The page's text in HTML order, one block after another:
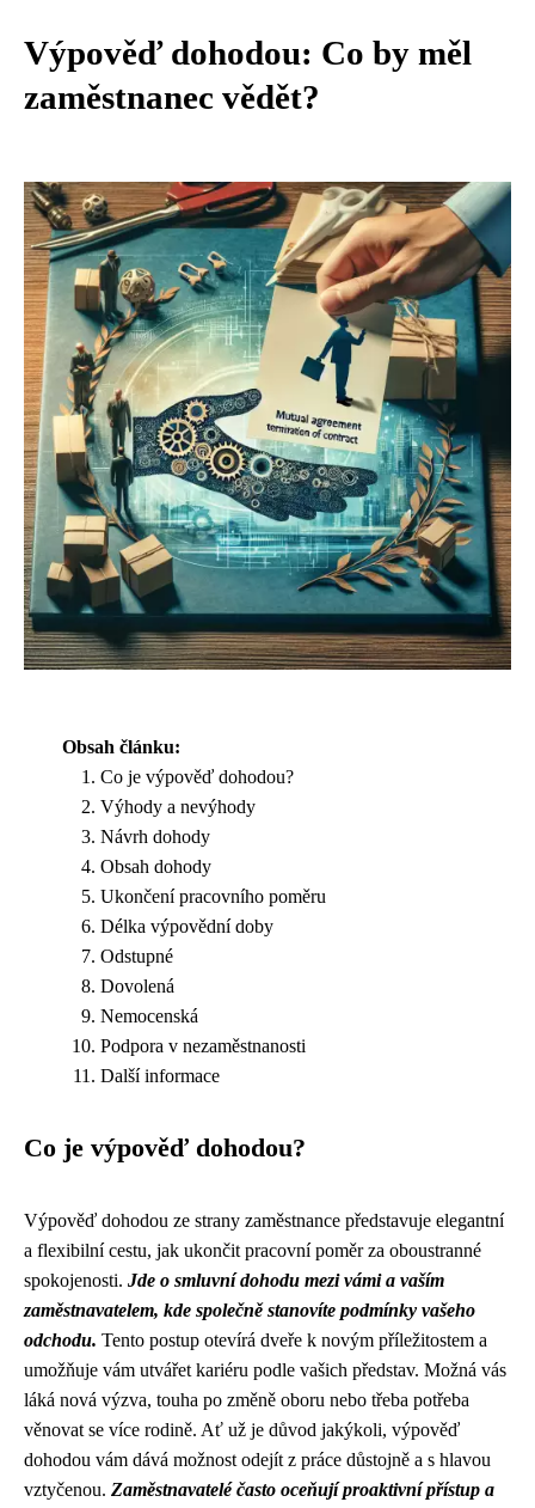
Výpověď dohodou: Co by měl
zaměstnanec vědět?
Obsah článku:
Co je výpověď dohodou?
Výhody a nevýhody
Návrh dohody
Obsah dohody
Ukončení pracovního poměru
Délka výpovědní doby
Odstupné
Dovolená
Nemocenská
Podpora v nezaměstnanosti
Další informace
Co je výpověď dohodou?
Výpověď dohodou ze strany zaměstnance představuje elegantní
a flexibilní cestu, jak ukončit pracovní poměr za oboustranné
spokojenosti. Jde o smluvní dohodu mezi vámi a vaším
zaměstnavatelem, kde společně stanovíte podmínky vašeho
odchodu. Tento postup otevírá dveře k novým příležitostem a
umožňuje vám utvářet kariéru podle vašich představ. Možná vás
láká nová výzva, touha po změně oboru nebo třeba potřeba
věnovat se více rodině. Ať už je důvod jakýkoli, výpověď
dohodou vám dává možnost odejít z práce důstojně a s hlavou
vztyčenou. Zaměstnavatelé často oceňují proaktivní přístup a